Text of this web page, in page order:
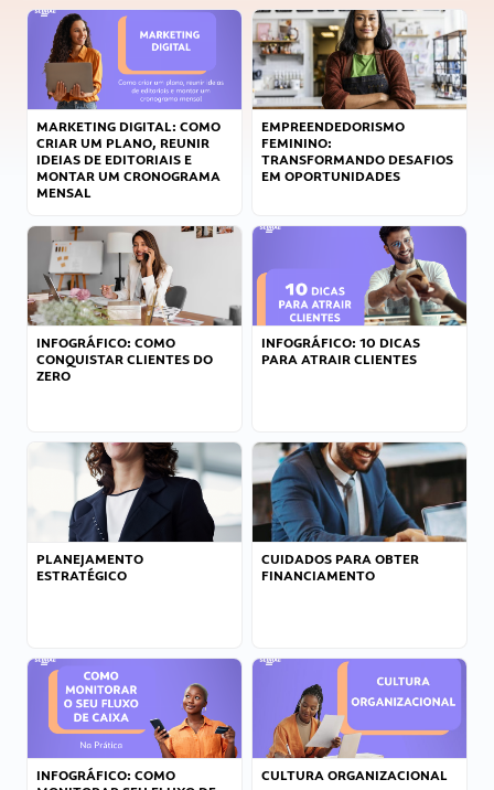
MARKETING DIGITAL: COMO
CRIAR UM PLANO, REUNIR
IDEIAS DE EDITORIAIS E
MONTAR UM CRONOGRAMA
MENSAL
EMPREENDEDORISMO
FEMININO:
TRANSFORMANDO DESAFIOS
EM OPORTUNIDADES
INFOGRÁFICO: COMO
CONQUISTAR CLIENTES DO
ZERO
INFOGRÁFICO: 10 DICAS
PARA ATRAIR CLIENTES
PLANEJAMENTO
ESTRATÉGICO
CUIDADOS PARA OBTER
FINANCIAMENTO
INFOGRÁFICO: COMO
CULTURA ORGANIZACIONAL